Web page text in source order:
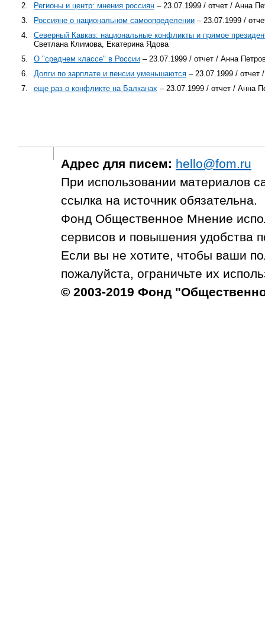
2.
Регионы и центр: мнения россиян – 23.07.1999 / отчет / Анна
3.
Россияне о национальном самоопределении – 23.07.1999 /
4.
Северный Кавказ: национальные конфликты и прямое
Светлана Климова, Екатерина Ядова
5.
О "среднем классе" в России – 23.07.1999 / отчет / Анна
6.
Долги по зарплате и пенсии уменьшаются – 23.07.1999 / отчет
7.
еще раз о конфликте на Балканах – 23.07.1999 / отчет / Анна
Адрес для писем: hello@fom.ru
При использовании материалов
ссылка на источник обязательна.
Фонд Общественное Мнение
сервисов и повышения удобства
Если вы не хотите, чтобы ваши
пожалуйста, ограничьте их
© 2003-2019 Фонд